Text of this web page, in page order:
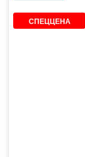
СПЕЦЦЕНА